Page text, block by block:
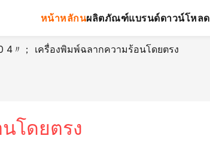
หน้าหลักนผลิตภัณฑ์แบรนด์ดาวน์โหลด
4〃； เครื่องพิมพ์ฉลากความร้อนโดยตรง
โดยตรง